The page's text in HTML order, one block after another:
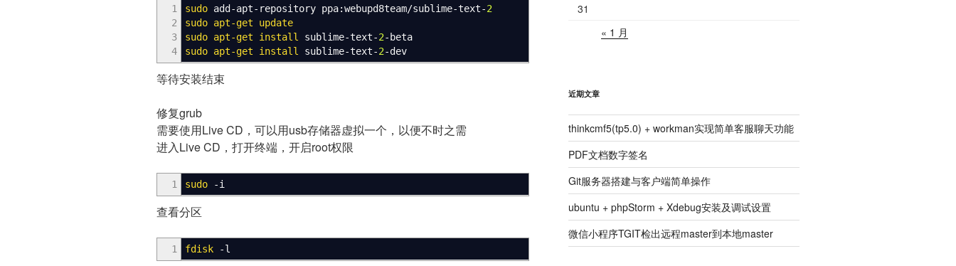
1
2
3
4
sudo add-apt-repository ppa:webupd8team/sublime-text-2
sudo apt-get update
sudo apt-get install sublime-text-2-beta
sudo apt-get install sublime-text-2-dev
等待安装结束
修复grub
需要使用Live CD，可以用usb存储器虚拟一个，以便不时之需
进入Live CD，打开终端，开启root权限
1 sudo -i
查看分区
1 fdisk -l
31
« 1 月
近期文章
thinkcmf5(tp5.0) + workman实现简单客服聊天功能
PDF文档数字签名
Git服务器搭建与客户端简单操作
ubuntu + phpStorm + Xdebug安装及调试设置
微信小程序TGIT检出远程master到本地master